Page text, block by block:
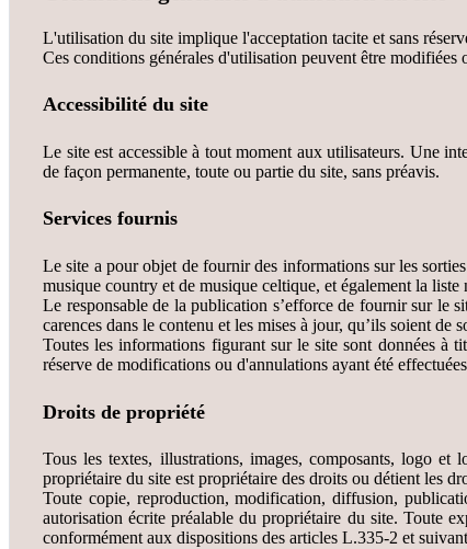
L'utilisation du site implique l'acceptation tacite et sans
Ces conditions générales d'utilisation peuvent être
Accessibilité du site
Le site est accessible à tout moment aux utilisateurs. Une
de façon permanente, toute ou partie du site, sans préavis.
Services fournis
Le site a pour objet de fournir des informations sur les
musique country et de musique celtique, et également la
Le responsable de la publication s’efforce de fournir sur le
carences dans le contenu et les mises à jour, qu’ils soient
Toutes les informations figurant sur le site sont données à
réserve de modifications ou d'annulations ayant été
Droits de propriété
Tous les textes, illustrations, images, composants, logo
propriétaire du site est propriétaire des droits ou détient les
Toute copie, reproduction, modification, diffusion,
autorisation écrite préalable du propriétaire du site. Toute
conformément aux dispositions des articles L.335-2 et